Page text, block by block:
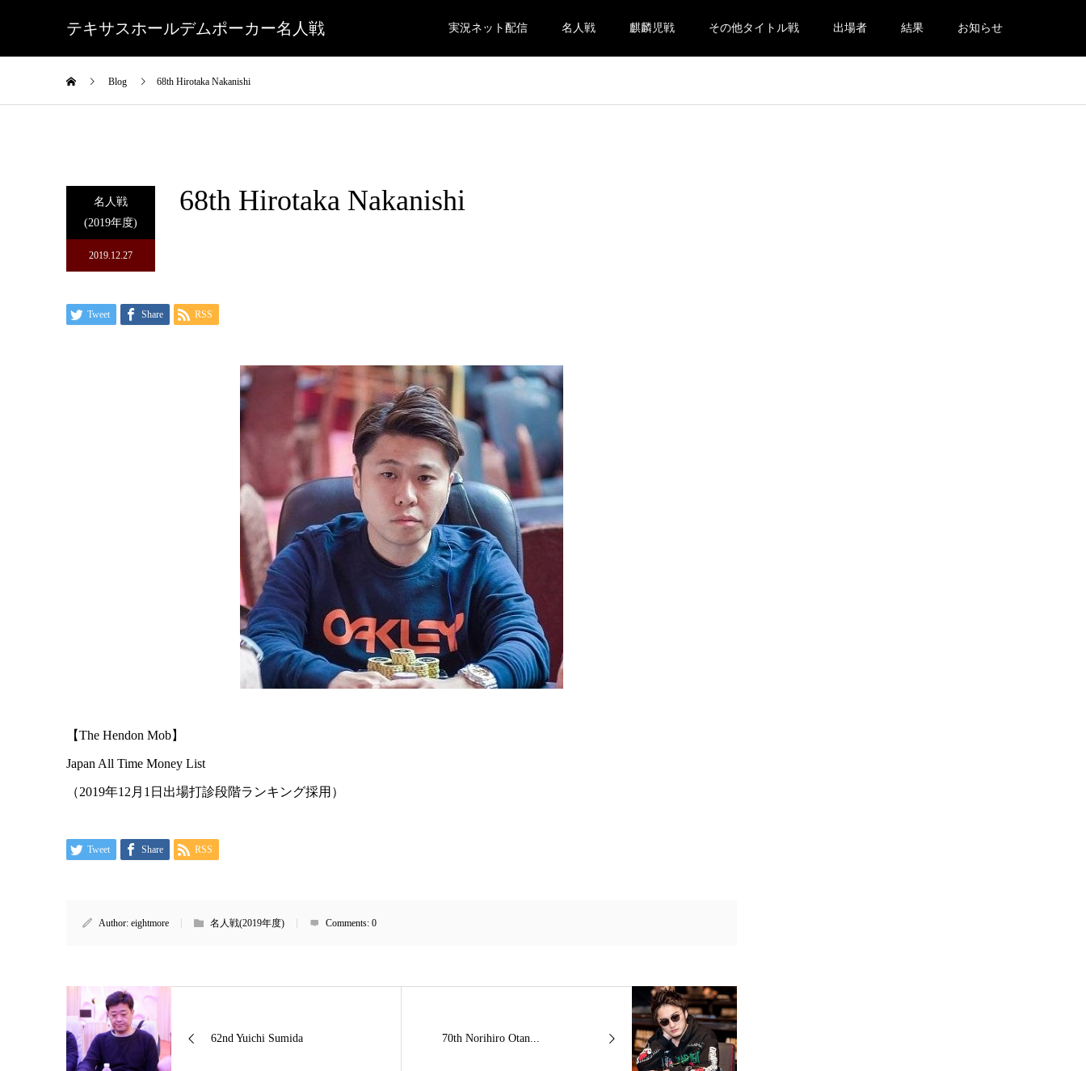
テキサスホールデムポーカー名人戦 実況ネット配信 名人戦 麒麟児戦 その他タイトル戦 出場者 結果 お知らせ
Blog 68th Hirotaka Nakanishi
名人戦
(2019年度)
2019.12.27
68th Hirotaka Nakanishi
Tweet Share RSS
【The Hendon Mob】
Japan All Time Money List
（2019年12月1日出場打診段階ランキング採用）
Tweet Share RSS
Author: eightmore 名人戦(2019年度) Comments: 0
62nd Yuichi Sumida 70th Norihiro Otan...